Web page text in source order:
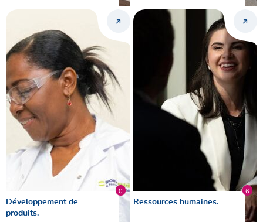
0
Développement de
produits.
6
Ressources humaines.